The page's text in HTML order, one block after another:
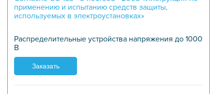
применению и испытанию средств защиты,
используемых в электроустановках»
Распределительные устройства напряжения до 1000
В
Заказать